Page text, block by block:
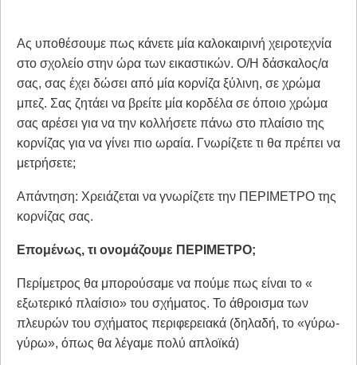
Ας υποθέσουμε πως κάνετε μία καλοκαιρινή χειροτεχνία
στο σχολείο στην ώρα των εικαστικών. Ο/Η δάσκαλος/α
σας, σας έχει δώσει από μία κορνίζα ξύλινη, σε χρώμα
μπεζ. Σας ζητάει να βρείτε μία κορδέλα σε όποιο χρώμα
σας αρέσει για να την κολλήσετε πάνω στο πλαίσιο της
κορνίζας για να γίνει πιο ωραία. Γνωρίζετε τι θα πρέπει να
μετρήσετε;
Απάντηση: Χρειάζεται να γνωρίζετε την ΠΕΡΙΜΕΤΡΟ της
κορνίζας σας.
Επομένως, τι ονομάζουμε ΠΕΡΙΜΕΤΡΟ;
Περίμετρος θα μπορούσαμε να πούμε πως είναι το «
εξωτερικό πλαίσιο» του σχήματος. Το άθροισμα των
πλευρών του σχήματος περιφερειακά (δηλαδή, το «γύρω-
γύρω», όπως θα λέγαμε πολύ απλοϊκά)